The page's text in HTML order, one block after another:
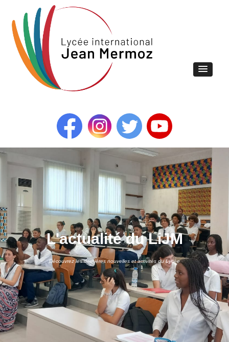
L'actualité du LiJM
Découvrez les dernières nouvelles et activités du Lycée